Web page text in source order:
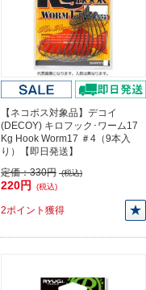
【ネコポス対象品】デコイ
(DECOY) キロフック･ワーム17
Kg Hook Worm17 ＃4（9本入
り）【即日発送】
定価：330円 (税込)
220円 (税込)
2ポイント獲得